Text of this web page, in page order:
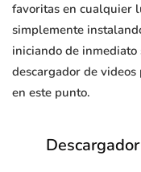
favoritas en cualquier
simplemente
iniciando de
descargador de
en este punto.